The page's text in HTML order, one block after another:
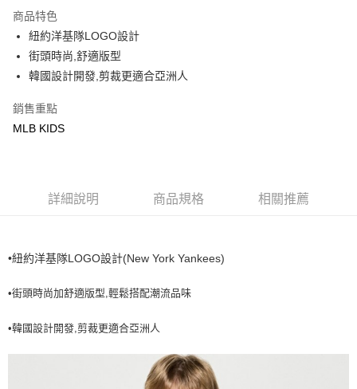
Apple Pay
街口支付
運送方式
全家取貨<不支援離島取退>
7-11取貨付款<未取貨列黑名單/不支援離島取退>
每筆NT$60，滿NT$499(含以上)免運費
每筆NT$80，滿NT$699(含以上)免運費
商品特色
紐約洋基隊LOGO設計
街頭時尚,舒適版型
韓國設計開發,剪裁更適合亞洲人
銷售重點
MLB KIDS
詳細說明 商品規格 相關推薦
•紐約洋基隊LOGO設計(New York Yankees)
•街頭時尚加舒適版型,輕鬆搭配潮流品味
•韓國設計開發,剪裁更適合亞洲人